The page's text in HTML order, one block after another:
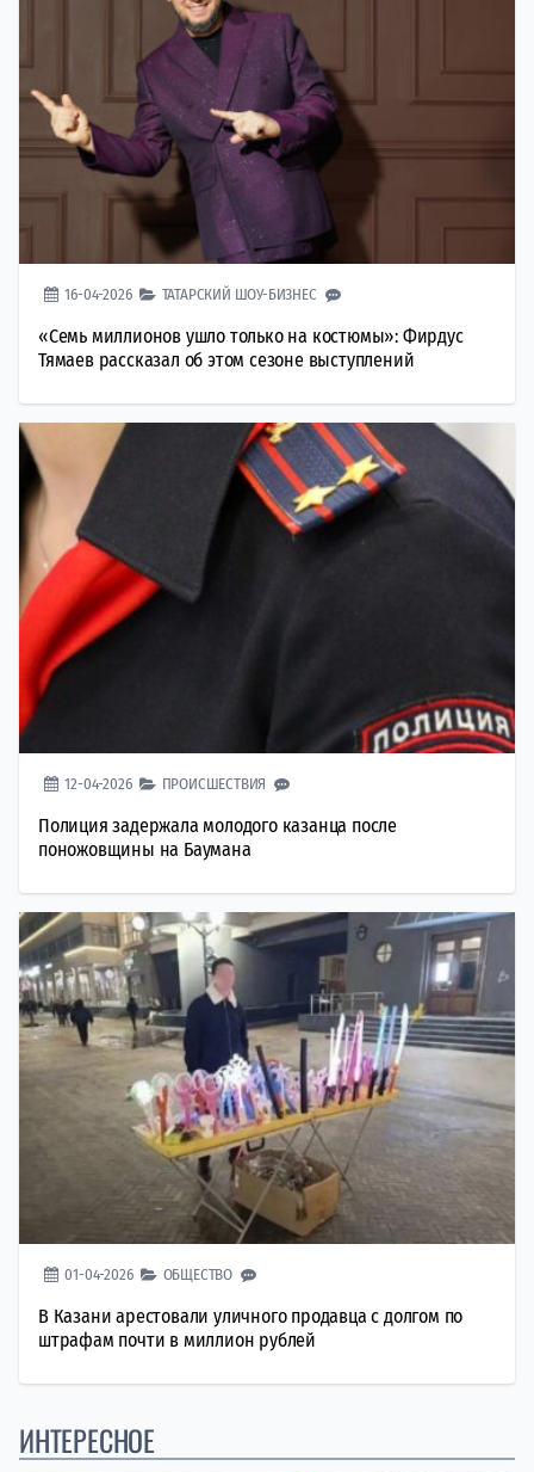
16-04-2026 ТАТАРСКИЙ ШОУ-БИЗНЕС
«Семь миллионов ушло только на костюмы»: Фирдус
Тямаев рассказал об этом сезоне выступлений
12-04-2026 ПРОИСШЕСТВИЯ
Полиция задержала молодого казанца после
поножовщины на Баумана
01-04-2026 ОБЩЕСТВО
В Казани арестовали уличного продавца с долгом по
штрафам почти в миллион рублей
ИНТЕРЕСНОЕ